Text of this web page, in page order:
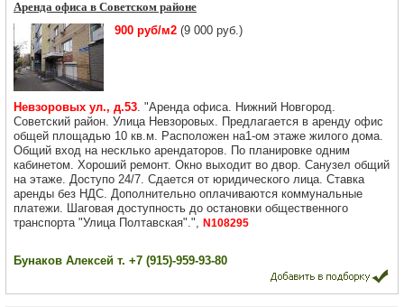
Аренда офиса в Советском районе
900 руб/м2 (9 000 руб.)
Невзоровых ул., д.53. "Аренда офиса. Нижний Новгород.
Советский район. Улица Невзоровых. Предлагается в аренду офис
общей площадью 10 кв.м. Расположен на1-ом этаже жилого дома.
Общий вход на несклько арендаторов. По планировке одним
кабинетом. Хороший ремонт. Окно выходит во двор. Санузел общий
на этаже. Доступо 24/7. Сдается от юридического лица. Ставка
аренды без НДС. Дополнительно оплачиваются коммунальные
платежи. Шаговая доступность до остановки общественного
транспорта "Улица Полтавская".", N108295
Бунаков Алексей т. +7 (915)-959-93-80